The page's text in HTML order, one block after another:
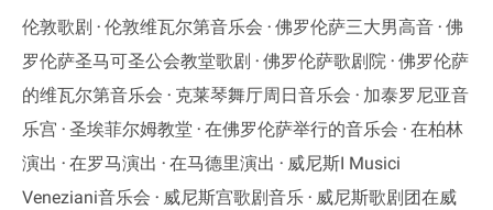
伦敦歌剧 伦敦维瓦尔第音乐会 佛罗伦萨三大男高音 佛
罗伦萨圣马可圣公会教堂歌剧
佛罗伦萨歌剧院 佛罗伦萨
的维瓦尔第音乐会
克莱琴舞厅周日音乐会
加泰罗尼亚音
乐宫
圣埃菲尔姆教堂 在佛罗伦萨举行的音乐会
在柏林
演出
在罗马演出 在马德里演出
威尼斯I Musici
Veneziani音乐会
威尼斯宫歌剧音乐
威尼斯歌剧团在威